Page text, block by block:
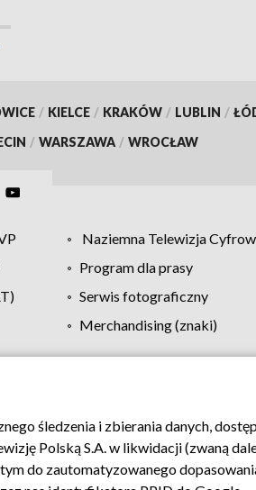
/ KIELCE / KRAKÓW / LUBLIN /
/ WARSZAWA / WROCŁAW
Naziemna Telewizja
Program dla prasy
Serwis fotograficzny
Merchandising (znaki)
Pomoc Biuro reklamy Kontakt
śledzenia i zbierania danych,
Polską S.A. w likwidacji (zwaną
do zautomatyzowanego